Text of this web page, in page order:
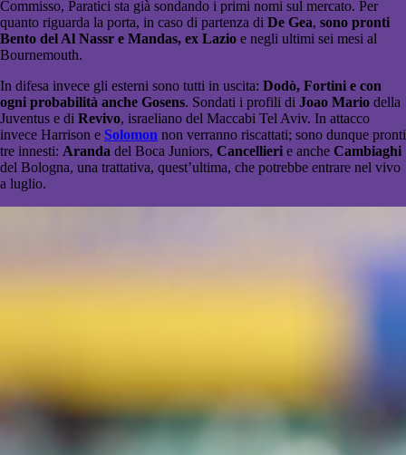
Commisso, Paratici sta già sondando i primi nomi sul mercato. Per
quanto riguarda la porta, in caso di partenza di De Gea, sono pronti
Bento del Al Nassr e Mandas, ex Lazio e negli ultimi sei mesi al
Bournemouth.
In difesa invece gli esterni sono tutti in uscita: Dodò, Fortini e con
ogni probabilità anche Gosens. Sondati i profili di Joao Mario della
Juventus e di Revivo, israeliano del Maccabi Tel Aviv. In attacco
invece Harrison e Solomon non verranno riscattati; sono dunque pronti
tre innesti: Aranda del Boca Juniors, Cancellieri e anche Cambiaghi
del Bologna, una trattativa, quest’ultima, che potrebbe entrare nel vivo
a luglio.